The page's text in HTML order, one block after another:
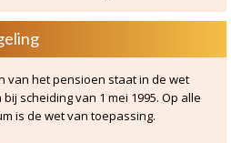
>
>
>
van het pensioen staat in de wet
scheiding van 1 mei 1995. Op alle
is de wet van toepassing.